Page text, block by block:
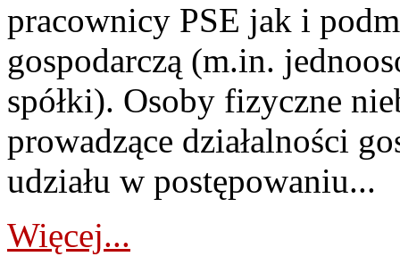
pracownicy PSE jak i
gospodarczą (m.in.
spółki). Osoby fizyczne
prowadzące działalności
udziału w postępowaniu...
Więcej...